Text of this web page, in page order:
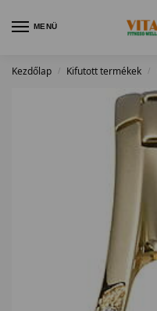
MENÜ
Kezdőlap / Kifutott termékek /